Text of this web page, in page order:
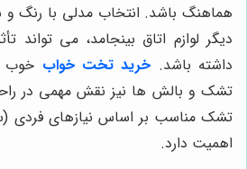
هماهنگ باشد. انتخاب مدلی با رنگ
دیگر لوازم اتاق بینجامد، می تواند
داشته باشد. خرید تخت خواب خوب
تشک و بالش ها نیز نقش مهمی در
تشک مناسب بر اساس نیازهای فردی
اهمیت دارد.